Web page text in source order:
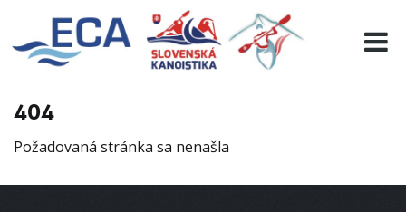
404
Požadovaná stránka sa nenašla
EURO 19
INFO
RESULTS